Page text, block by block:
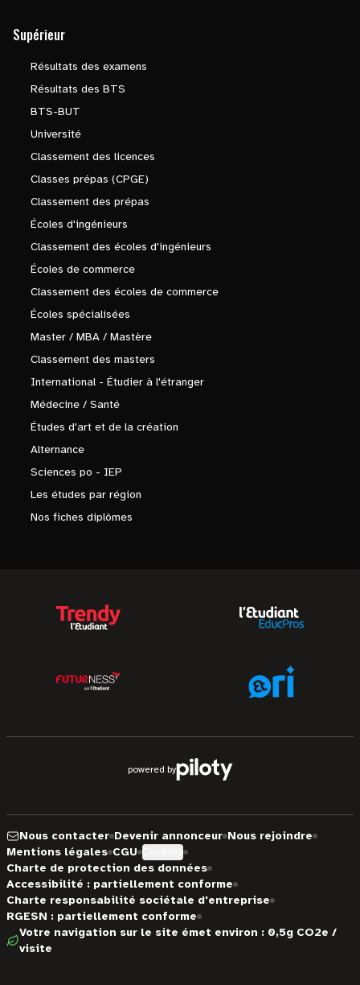
Supérieur
Résultats des examens
Résultats des BTS
BTS-BUT
Université
Classement des licences
Classes prépas (CPGE)
Classement des prépas
Écoles d'ingénieurs
Classement des écoles d'ingénieurs
Écoles de commerce
Classement des écoles de commerce
Écoles spécialisées
Master / MBA / Mastère
Classement des masters
International - Étudier à l'étranger
Médecine / Santé
Études d'art et de la création
Alternance
Sciences po - IEP
Les études par région
Nos fiches diplômes
powered by
Nous contacter Devenir annonceur Nous rejoindre
Mentions légales CGU
Charte de protection des données
Accessibilité : partiellement conforme
Charte responsabilité sociétale d'entreprise
RGESN : partiellement conforme
Votre navigation sur le site émet environ : 0,5g CO2e /
visite